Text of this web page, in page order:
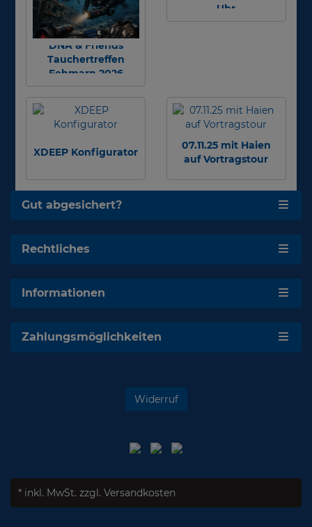
DNA & Friends
Tauchertreffen
Fehmarn 2026
Uhr
XDEEP Konfigurator
07.11.25 mit Haien
auf Vortragstour
Gut abgesichert?
Rechtliches
Informationen
Zahlungsmöglichkeiten
Widerruf
* inkl. MwSt. zzgl. Versandkosten